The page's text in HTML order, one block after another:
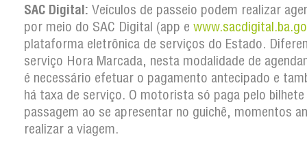
SAC Digital: Veículos de passeio podem realizar
por meio do SAC Digital (app e
plataforma eletrônica de serviços do Estado.
serviço Hora Marcada, nesta modalidade de
é necessário efetuar o pagamento antecipado e
há taxa de serviço. O motorista só paga pelo bilhete
passagem ao se apresentar no guichê, momentos
realizar a viagem.